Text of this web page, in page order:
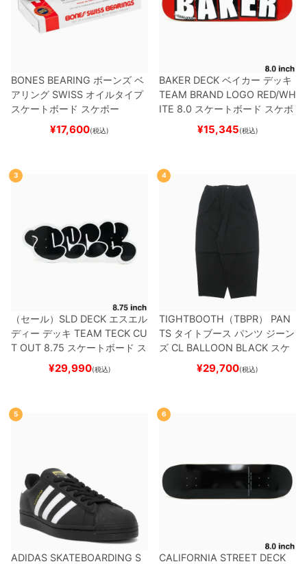
BONES BEARING ボーンズ ベ
アリング SWISS オイルタイプ
スケートボード スケボー
¥17,600(税込)
BAKER DECK ベイカー デッキ
TEAM BRAND LOGO RED/WH
ITE 8.0 スケートボード スケボ
¥15,345(税込)
3
（セール） SLD DECK エスエル
ディー デッキ TEAM TECK CU
T OUT 8.75 スケートボード ス
¥29,990(税込)
4
TIGHTBOOTH（TBPR） PAN
TS タイトブース パンツ ジーン
ズ CL BALLOON BLACK スケ
ートボード スケボー
¥29,700(税込)
5
ADIDAS SKATEBOARDING S
6
CALIFORNIA STREET DECK